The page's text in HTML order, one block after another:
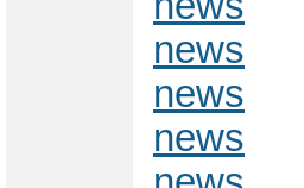
news
news
news